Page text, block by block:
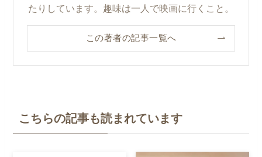
たりしています。趣味は一人で映画に行くこと。
この著者の記事一覧へ
こちらの記事も読まれています